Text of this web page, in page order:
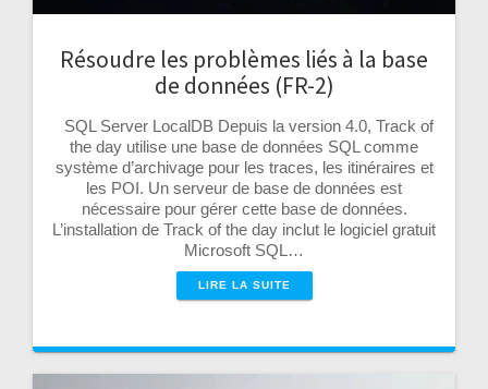
Résoudre les problèmes liés à la base
de données (FR-2)
SQL Server LocalDB Depuis la version 4.0, Track of
the day utilise une base de données SQL comme
système d’archivage pour les traces, les itinéraires et
les POI. Un serveur de base de données est
nécessaire pour gérer cette base de données.
L’installation de Track of the day inclut le logiciel gratuit
Microsoft SQL…
LIRE LA SUITE